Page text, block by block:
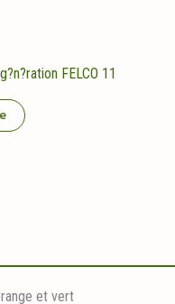
FELCO 11